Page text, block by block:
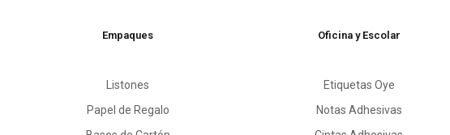
Empaques
Listones
Papel de Regalo
Oficina y Escolar
Etiquetas Oye
Notas Adhesivas